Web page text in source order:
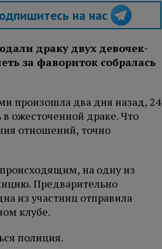
на нас
драку двух девочек-
за фавориток собралась
произошла два дня назад, 24
ожесточенной драке. Что
отношений, точно
на одну из
Предварительно
из участниц отправила
клубе.
полиция.